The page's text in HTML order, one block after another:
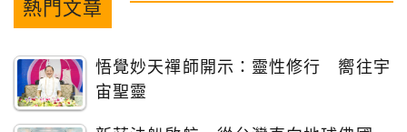
熱門文章
悟覺妙天禪師開示：靈性修行 嚮往宇
宙聖靈